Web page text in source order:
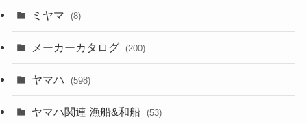
ミヤマ (8)
メーカーカタログ (200)
ヤマハ (598)
ヤマハ関連 漁船&和船 (53)